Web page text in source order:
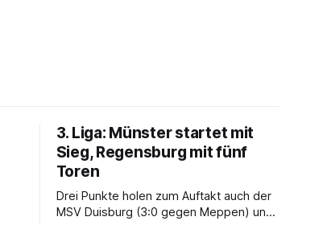
3. Liga: Münster startet mit
Sieg, Regensburg mit fünf
Toren
Drei Punkte holen zum Auftakt auch der
MSV Duisburg (3:0 gegen Meppen) und